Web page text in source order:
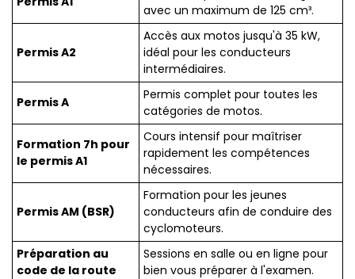
avec un maximum de 125 cm³.
Permis A2
Accès aux motos jusqu'à 35 kW,
idéal pour les conducteurs
intermédiaires.
Permis A
Permis complet pour toutes les
catégories de motos.
Formation 7h pour
le permis A1
Cours intensif pour maîtriser
rapidement les compétences
nécessaires.
Permis AM (BSR)
Formation pour les jeunes
conducteurs afin de conduire des
cyclomoteurs.
Préparation au
code de la route
Sessions en salle ou en ligne pour
bien vous préparer à l'examen.